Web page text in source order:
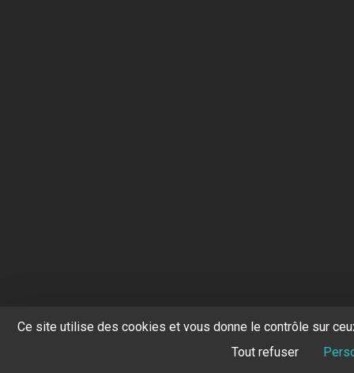
Ce site utilise des cookies et vous donne le contrôle sur
Tout refuser